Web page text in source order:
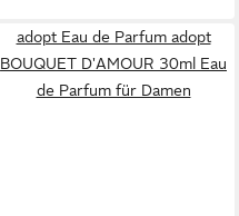
adopt Eau de Parfum adopt
BOUQUET D'AMOUR 30ml Eau
de Parfum für Damen